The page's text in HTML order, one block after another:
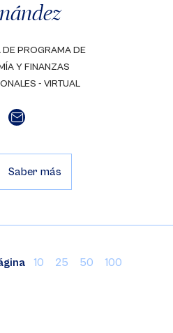
DE PROGRAMA DE
Y FINANZAS
- VIRTUAL
Saber más
10 25 50 100